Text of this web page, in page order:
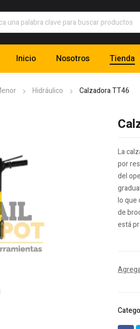
Inicio Nosotros Tienda
Hidráulico Calzadora TT46
La
por
del
lo que
de
está